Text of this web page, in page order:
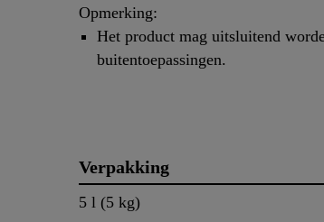
Opmerking:
Het product mag uitsluitend
buitentoepassingen.
Verpakking
5 l (5 kg)